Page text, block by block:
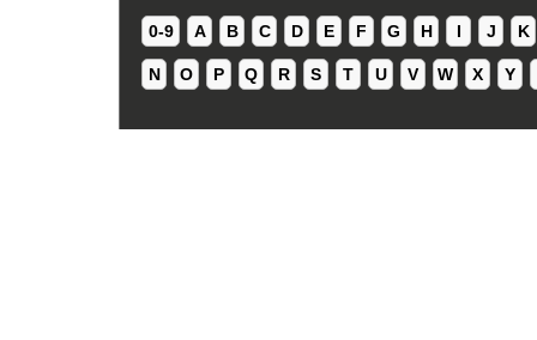
0-9 A B C D E F G H I J K
N O P Q R S T U V W X Y